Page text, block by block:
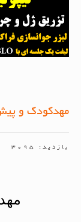
مهدکودک و پیش
بازدید: 3095